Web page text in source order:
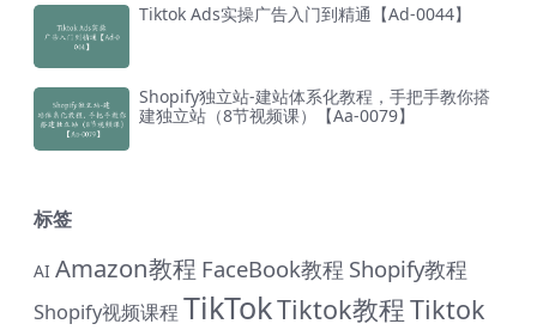
Tiktok Ads实操广告入门到精通【Ad-0044】
Shopify独立站-建站体系化教程，手把手教你搭
建独立站（8节视频课）【Aa-0079】
标签
AI Amazon教程 FaceBook教程 Shopify教程
Shopify视频课程 TikTokTiktok教程Tiktok